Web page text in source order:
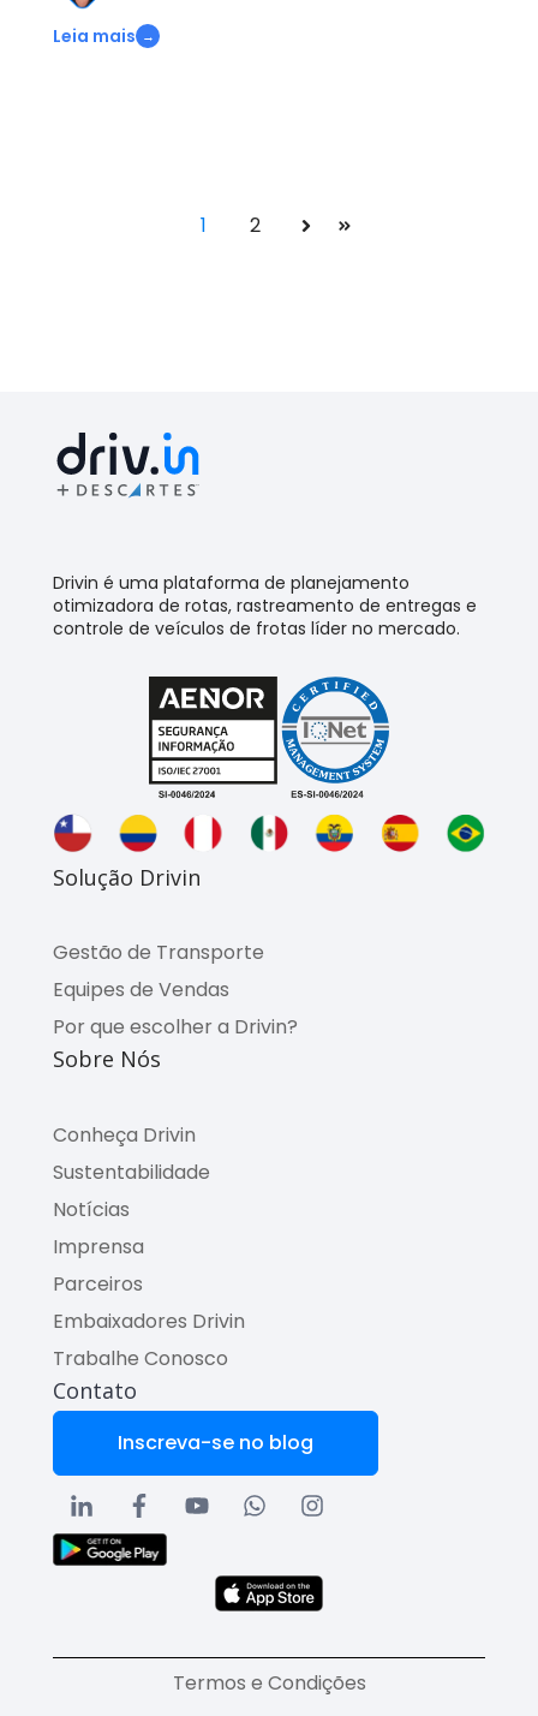
Leia mais →
1 2 PróximoÚltimo
Drivin é uma plataforma de planejamento
otimizadora de rotas, rastreamento de entregas e
controle de veículos de frotas líder no mercado.
Solução Drivin
Gestão de Transporte
Equipes de Vendas
Por que escolher a Drivin?
Sobre Nós
Conheça Drivin
Sustentabilidade
Notícias
Imprensa
Parceiros
Embaixadores Drivin
Trabalhe Conosco
Contato
Inscreva-se no blog
Termos e Condições